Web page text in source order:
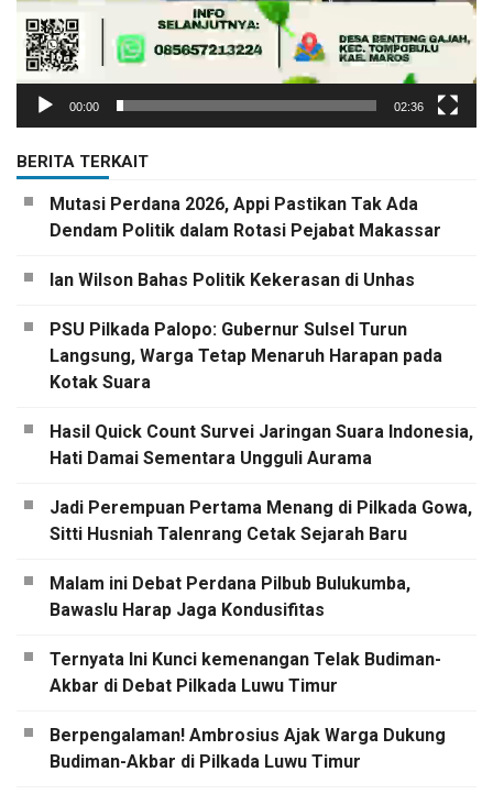
00:00 02:36
BERITA TERKAIT
Mutasi Perdana 2026, Appi Pastikan Tak Ada
Dendam Politik dalam Rotasi Pejabat Makassar
Ian Wilson Bahas Politik Kekerasan di Unhas
PSU Pilkada Palopo: Gubernur Sulsel Turun
Langsung, Warga Tetap Menaruh Harapan pada
Kotak Suara
Hasil Quick Count Survei Jaringan Suara Indonesia,
Hati Damai Sementara Ungguli Aurama
Jadi Perempuan Pertama Menang di Pilkada Gowa,
Sitti Husniah Talenrang Cetak Sejarah Baru
Malam ini Debat Perdana Pilbub Bulukumba,
Bawaslu Harap Jaga Kondusifitas
Ternyata Ini Kunci kemenangan Telak Budiman-
Akbar di Debat Pilkada Luwu Timur
Berpengalaman! Ambrosius Ajak Warga Dukung
Budiman-Akbar di Pilkada Luwu Timur